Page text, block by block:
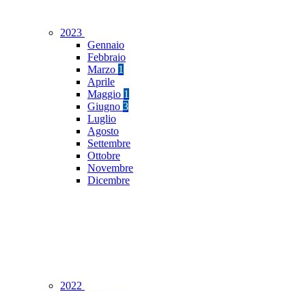
2023
Gennaio
Febbraio
Marzo 1
Aprile
Maggio 1
Giugno 3
Luglio
Agosto
Settembre
Ottobre
Novembre
Dicembre
2022